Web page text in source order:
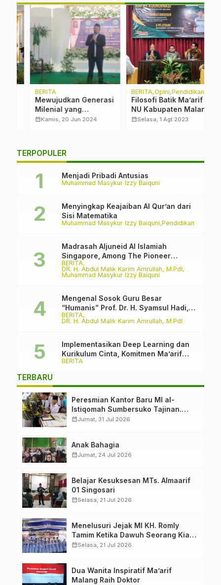
BERITA
Mewujudkan Generasi
Milenial yang
Berkarakter,
Kamis, 20 Jun 2024
BERITA Opini Pendidikan
Filosofi Batik Ma’arif
NU Kabupaten Malang
Selasa, 1 Agt 2023
TERPOPULER
Muhammad Masykur Izzy Baiquni
Menjadi Pribadi Antusias
Muhammad Masykur Izzy Baiquni Pendidikan
Menyingkap Keajaiban Al Qur’an dari
Sisi Matematika
BERITA
DR. H. Abdul Malik Karim Amrullah, M.PdI
Muhammad Masykur Izzy Baiquni
Madrasah Aljuneid Al Islamiah
Singapore, Among The Pioneer
Madrasah
BERITA
DR. H. Abdul Malik Karim Amrullah, M.PdI
Mengenal Sosok Guru Besar
“Humanis” Prof. Dr. H. Syamsul Hadi,
M.Pd., M.Ed.
BERITA
Implementasikan Deep Learning dan
Kurikulum Cinta, Komitmen Ma’arif
PCNU Kabupaten Malang Melawan
TERBARU
Peresmian Kantor Baru MI al-
Istiqomah Sumbersuko Tajinan.
Ketua LP Ma’arif PCNU Malang
calendar_monthJumat, 31 Jul 2026
Anak Bahagia
calendar_monthJumat, 24 Jul 2026
Belajar Kesuksesan MTs. Almaarif
01 Singosari
calendar_monthSelasa, 21 Jul 2026
Menelusuri Jejak MI KH. Romly
Tamim Ketika Dawuh Seorang Kiai
Menjelma Menjadi Mercusuar
calendar_monthSelasa, 21 Jul 2026
Dua Wanita Inspiratif Ma’arif
Malang Raih Doktor